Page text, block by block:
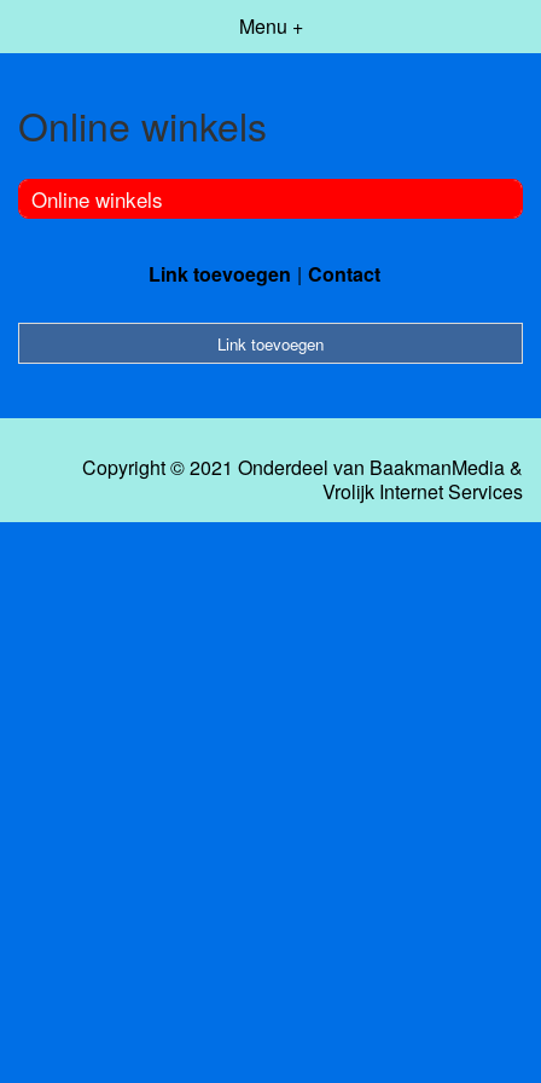
Menu +
Online winkels
Online winkels
Link toevoegen Contact
Link toevoegen
Copyright © 2021 Onderdeel van BaakmanMedia&
Vrolijk Internet Services